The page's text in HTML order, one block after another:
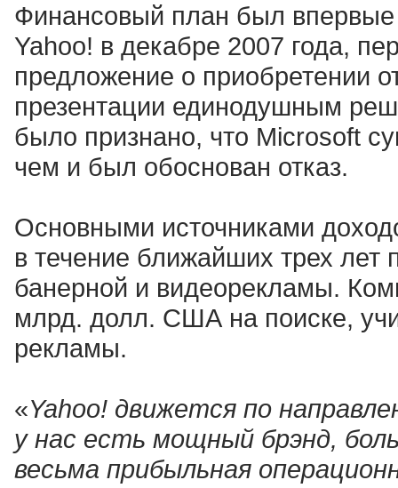
Финансовый план был впервые
Yahoo! в декабре 2007 года,
предложение о приобретении
презентации единодушным
было признано, что Microsoft
чем и был обоснован отказ.
Основными источниками
в течение ближайших трех
банерной и видеорекламы.
млрд. долл. США на поиске,
рекламы.
«Yahoo! движется по
у нас есть мощный брэнд,
весьма прибыльная